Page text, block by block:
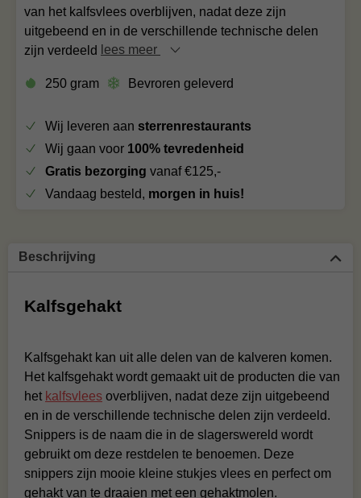
van het kalfsvlees overblijven, nadat deze zijn
uitgebeend en in de verschillende technische delen
zijn verdeeld
lees meer
250 gram Bevroren geleverd
Wij leveren aan sterrenrestaurants
Wij gaan voor 100% tevredenheid
Gratis bezorging vanaf €125,-
Vandaag besteld, morgen in huis!
Beschrijving
Kalfsgehakt
Kalfsgehakt kan uit alle delen van de kalveren komen.
Het kalfsgehakt wordt gemaakt uit de producten die van
het kalfsvlees overblijven, nadat deze zijn uitgebeend
en in de verschillende technische delen zijn verdeeld.
Snippers is de naam die in de slagerswereld wordt
gebruikt om deze restdelen te benoemen. Deze
snippers zijn mooie kleine stukjes vlees en perfect om
gehakt van te draaien met een gehaktmolen.